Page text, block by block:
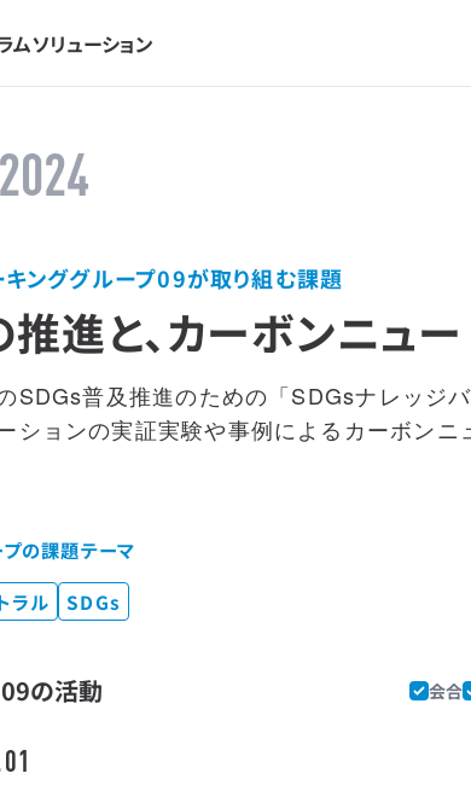
ムソリューション
ンググループ09が取り組む課題
進と、カーボンニュ
SDGs普及推進のための「SDGsナレッジ
ションの実証実験や事例によるカーボンニ
の課題テーマ
ラル
SDGs
の活動 会合